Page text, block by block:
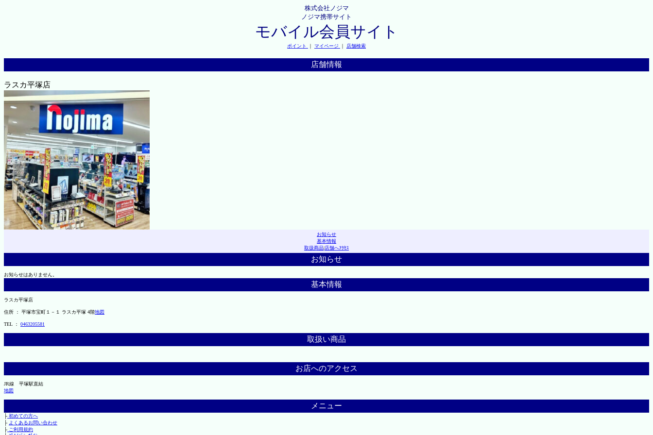
株式会社ノジマ
ノジマ携帯サイト
モバイル会員サイト
ポイント ｜ マイページ ｜ 店舗検索
店舗情報
ラスカ平塚店
お知らせ
基本情報
取扱商品|店舗へｱｸｾｽ
お知らせ
お知らせはありません。
基本情報
ラスカ平塚店
住所 ： 平塚市宝町１－１ ラスカ平塚 4階地図
TEL ： 0463205581
取扱い商品
お店へのアクセス
JR線 平塚駅直結
地図
メニュー
├初めての方へ
├ よくあるお問い合わせ
├ご利用規約